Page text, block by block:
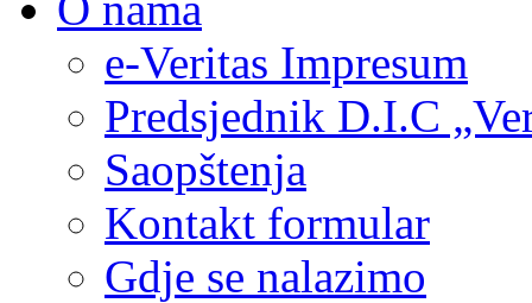
e-Veritas Impresum
Predsjednik D.I.C
Saopštenja
Kontakt formular
Gdje se nalazimo